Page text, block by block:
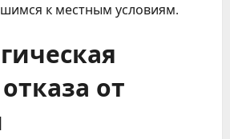
к местным условиям.
от